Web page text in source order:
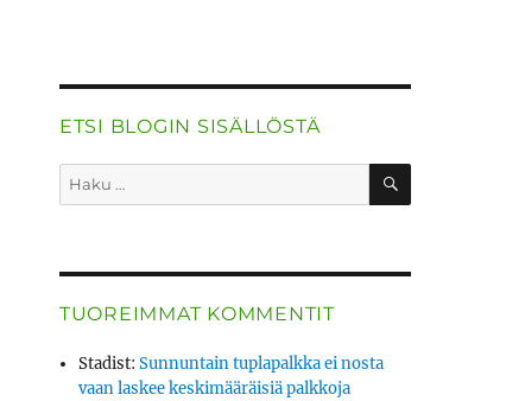
ETSI BLOGIN SISÄLLÖSTÄ
Etsi: HAKU
TUOREIMMAT KOMMENTIT
Stadist:Sunnuntain tuplapalkka ei nosta
vaan laskee keskimääräisiä palkkoja